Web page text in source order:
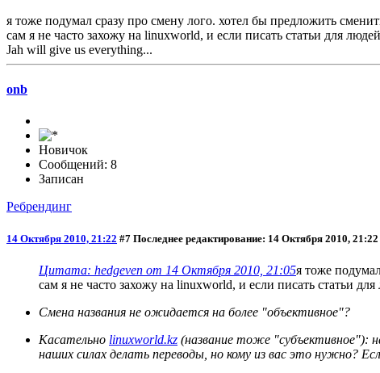
я тоже подумал сразу про смену лого. хотел бы предложить
сам я не часто захожу на linuxworld, и если писать статьи для
Jah will give us everything...
onb
Новичок
Сообщений: 8
Записан
Ребрендинг
14 Октября 2010, 21:22 #7 Последнее редактирование: 14 Октября 2010, 21:22
Цитата: hedgeven от 14 Октября 2010, 21:05я тоже
сам я не часто захожу на linuxworld, и если писать статьи
Смена названия не ожидается на более "объективное"?
Касательно linuxworld.kz (название тоже "субъективное"):
наших силах делать переводы, но кому из вас это нужно?